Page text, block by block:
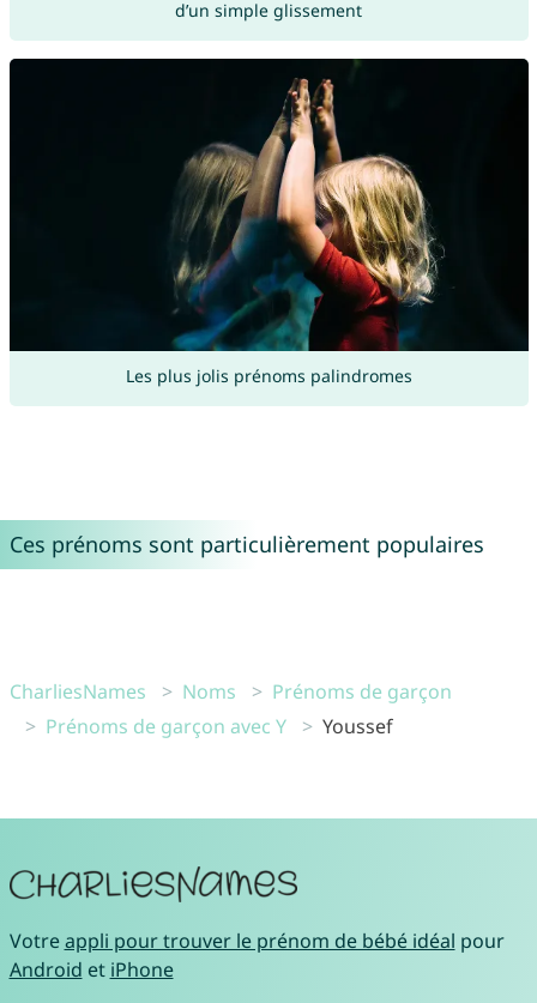
d’un simple glissement
Les plus jolis prénoms palindromes
Ces prénoms sont particulièrement populaires
CharliesNames Noms
Prénoms de garçon
Prénoms de garçon avec Y
Youssef
Votreappli pour trouver le prénom de bébé idéal pour
Android et iPhone